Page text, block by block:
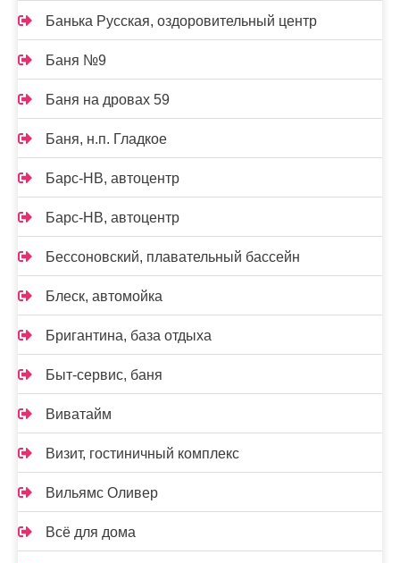
Банька Русская, оздоровительный центр
Баня №9
Баня на дровах 59
Баня, н.п. Гладкое
Барс-НВ, автоцентр
Барс-НВ, автоцентр
Бессоновский, плавательный бассейн
Блеск, автомойка
Бригантина, база отдыха
Быт-сервис, баня
Виватайм
Визит, гостиничный комплекс
Вильямс Оливер
Всё для дома